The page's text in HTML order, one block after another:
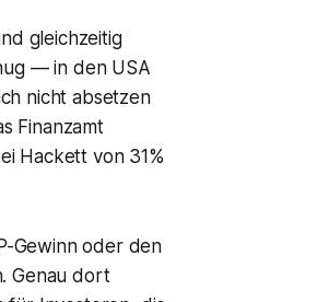
gleichzeitig
— in den USA
nicht absetzen
Finanzamt
Hackett von 31%
Gewinn oder den
Genau dort